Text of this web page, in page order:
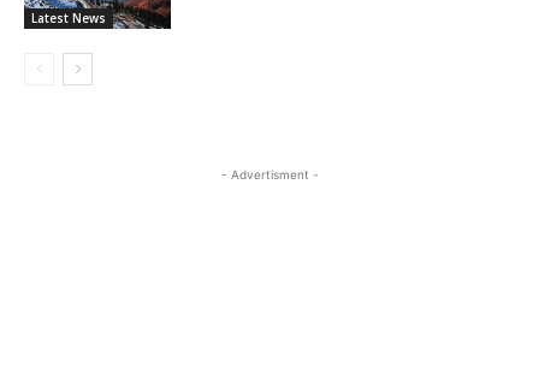
Latest News
- Advertisment -